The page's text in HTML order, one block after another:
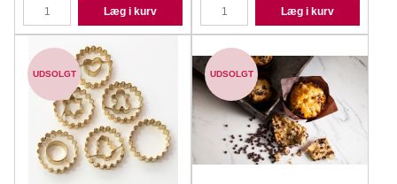
Læg i kurv Læg i kurv
UDSOLGT UDSOLGT